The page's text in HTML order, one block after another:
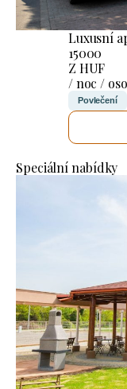
Luxusní
15000
Z HUF
/ noc /
Povlečení
Speciální nabídky